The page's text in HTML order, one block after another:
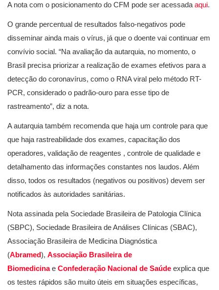
A nota com o posicionamento do CFM pode ser acessada aqui.
O grande percentual de resultados falso-negativos pode
disseminar ainda mais o vírus, já que o doente vai continuar em
convívio social. “Na avaliação da autarquia, no momento, o
Brasil precisa priorizar a realização de exames efetivos para a
detecção do coronavírus, como o RNA viral pelo método RT-
PCR, considerado o padrão-ouro para esse tipo de
rastreamento”, diz a nota.
A autarquia também recomenda que haja um controle para que
que haja rastreabilidade dos exames, capacitação dos
operadores, validação de reagentes , controle de qualidade e
detalhamento das informações constantes nos laudos. Além
disso, todos os resultados (negativos ou positivos) devem ser
notificados às autoridades sanitárias.
Nota assinada pela Sociedade Brasileira de Patologia Clínica
(SBPC), Sociedade Brasileira de Análises Clínicas (SBAC),
Associação Brasileira de Medicina Diagnóstica
(Abramed), Associação Brasileira de
Biomedicinae Confederação Nacional de Saúde explica que
os testes rápidos são muito úteis em situações específicas,